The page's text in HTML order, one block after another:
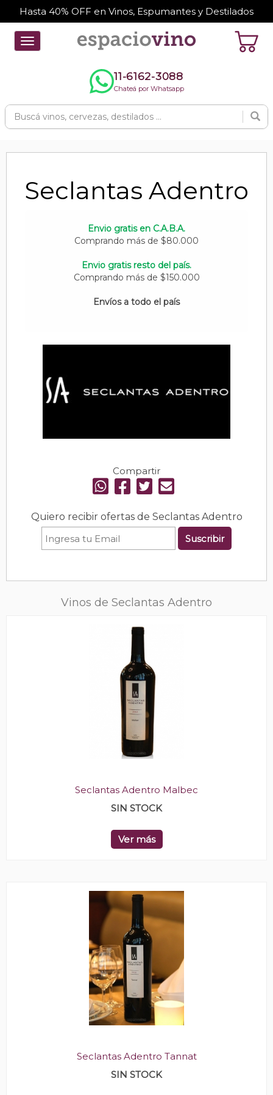
Hasta 40% OFF en Vinos, Espumantes y Destilados
Toggle
navigation
11-6162-3088
Chateá por Whatsapp
Seclantas Adentro
Envio gratis en C.A.B.A.
Comprando más de $80.000
Envio gratis resto del país.
Comprando más de $150.000
Envíos a todo el país
Compartir
Quiero recibir ofertas de Seclantas Adentro
Suscribir
Vinos de Seclantas Adentro
Seclantas Adentro Malbec
SIN STOCK
Ver más
Seclantas Adentro Tannat
SIN STOCK